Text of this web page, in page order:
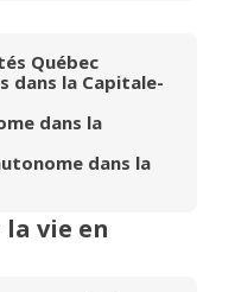
Québec
dans la Capitale-
dans la
dans la
vie en